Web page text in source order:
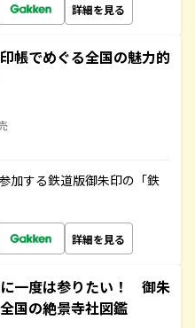
詳細を見る
帳でめぐる全国の魅力的
加する鉄道版御朱印の「鉄
詳細を見る
一度は参りたい！ 御朱
国の絶景寺社図鑑